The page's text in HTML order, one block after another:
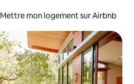
Mettre mon logement sur Airbnb